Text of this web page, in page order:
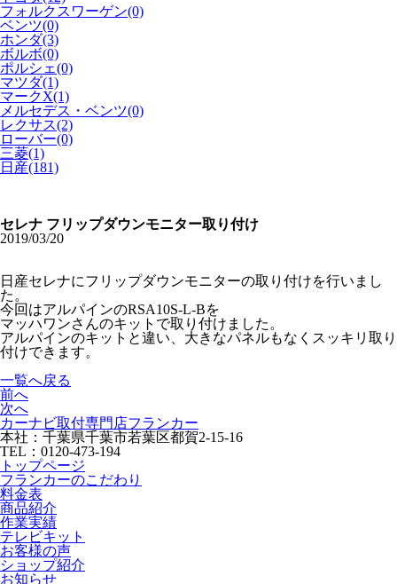
フォルクスワーゲン(0)
ベンツ(0)
ホンダ(3)
ボルボ(0)
ポルシェ(0)
マツダ(1)
マークX(1)
メルセデス・ベンツ(0)
レクサス(2)
ローバー(0)
三菱(1)
日産(181)
セレナ フリップダウンモニター取り付け
2019/03/20
日産セレナにフリップダウンモニターの取り付けを行いまし
た。
今回はアルパインのRSA10S-L-Bを
マッハワンさんのキットで取り付けました。
アルパインのキットと違い、大きなパネルもなくスッキリ取り
付けできます。
一覧へ戻る
前へ
次へ
カーナビ取付専⾨店フランカー
本社：千葉県千葉市若葉区都賀2-15-16
TEL：0120-473-194
トップページ
フランカーのこだわり
料金表
商品紹介
作業実績
テレビキット
お客様の声
ショップ紹介
お知らせ